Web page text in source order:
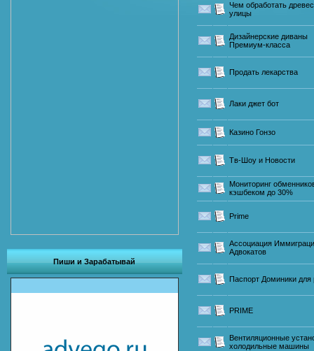
Пиши и Зарабатывай
Чем обработать
улицы
Дизайнерские диваны
Премиум-класса
Продать лекарства
Лаки джет бот
Казино Гонзо
Тв-Шоу и Новости
Мониторинг
кэшбеком до 30%
Prime
Ассоциация
Адвокатов
Паспорт Доминики для
PRIME
Вентиляционные
холодильные машины